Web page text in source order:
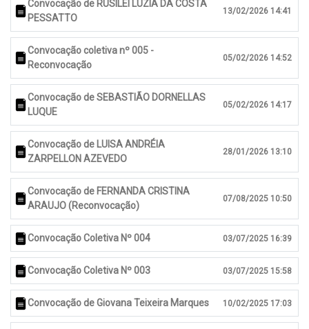
Convocação de RUSILEI LUZIA DA COSTA
PESSATTO
13/02/2026 14:41
Convocação coletiva nº 005 -
Reconvocação
05/02/2026 14:52
Convocação de SEBASTIÃO DORNELLAS
LUQUE
05/02/2026 14:17
Convocação de LUISA ANDRÉIA
ZARPELLON AZEVEDO
28/01/2026 13:10
Convocação de FERNANDA CRISTINA
ARAUJO (Reconvocação)
07/08/2025 10:50
Convocação Coletiva Nº 004 03/07/2025 16:39
Convocação Coletiva Nº 003 03/07/2025 15:58
Convocação de Giovana Teixeira Marques 10/02/2025 17:03